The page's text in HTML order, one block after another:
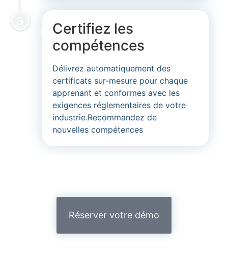
Certifiez les
compétences
Délivrez automatiquement des
certificats sur-mesure pour chaque
apprenant et conformes avec les
exigences réglementaires de votre
industrie.Recommandez de
nouvelles compétences
Réserver votre démo